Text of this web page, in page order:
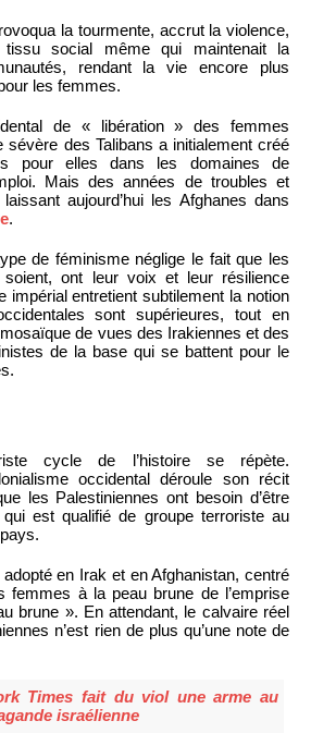
la tourmente, accrut la violence,
social même qui maintenait la
rendant la vie encore plus
les femmes.
de « libération » des femmes
sévère des Talibans a initialement créé
pour elles dans les domaines de
Mais des années de troubles et
aujourd’hui les Afghanes dans
.
de féminisme néglige le fait que les
soient, ont leur voix et leur résilience
impérial entretient subtilement la notion
sont supérieures, tout en
de vues des Irakiennes et des
de la base qui se battent pour le
cycle de l’histoire se répète.
occidental déroule son récit
les Palestiniennes ont besoin d’être
est qualifié de groupe terroriste au
adopté en Irak et en Afghanistan, centré
femmes à la peau brune de l’emprise
brune ». En attendant, le calvaire réel
n’est rien de plus qu’une note de
Times fait du viol une arme au
israélienne